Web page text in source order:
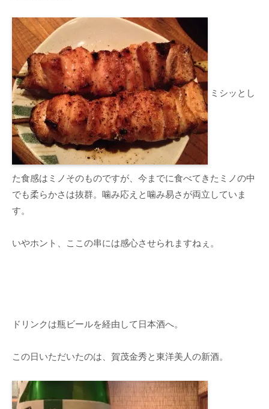
ミシッとし
た食感はミノそのものですが、今までに食べてきたミノの中
でも柔らかさは抜群。噛み応えと噛み易さが両立していま
す。
いやホント、ここの串には感心させられますねぇ。
ドリンクは瓶ビールを経由して日本酒へ。
この日いただいたのは、賀茂金秀と東洋美人の新酒。